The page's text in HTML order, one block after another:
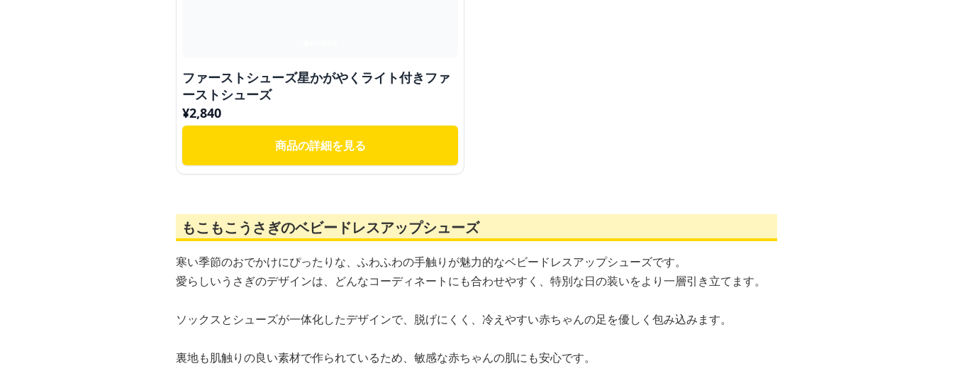
ファーストシューズ星かがやくライト付きファ
ーストシューズ
¥2,840
商品の詳細を見る
もこもこうさぎのベビードレスアップシューズ
寒い季節のおでかけにぴったりな、ふわふわの手触りが魅力的なベビードレスアップシューズです。
愛らしいうさぎのデザインは、どんなコーディネートにも合わせやすく、特別な日の装いをより一層引き立てます。
ソックスとシューズが一体化したデザインで、脱げにくく、冷えやすい赤ちゃんの足を優しく包み込みます。
裏地も肌触りの良い素材で作られているため、敏感な赤ちゃんの肌にも安心です。